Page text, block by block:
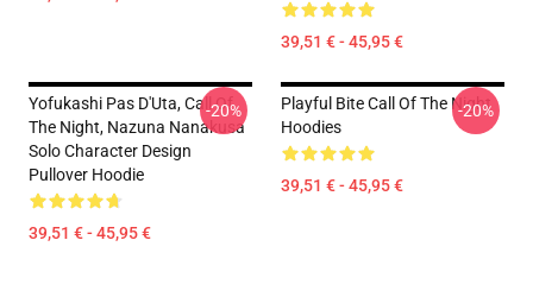
39,51 € - 45,95 €
Yofukashi Pas D'Uta, Call Of
The Night, Nazuna Nanakusa
Solo Character Design
Pullover Hoodie
39,51 € - 45,95 €
-20%
Playful Bite Call Of The Night
Hoodies
39,51 € - 45,95 €
-20%